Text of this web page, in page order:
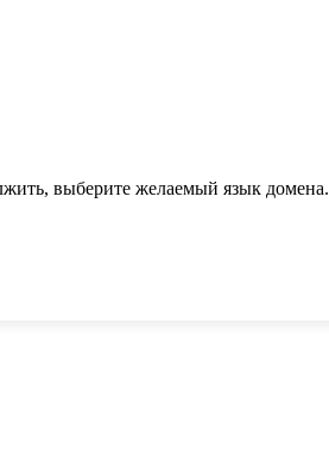
выберите желаемый язык домена.